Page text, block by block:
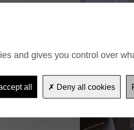
(quelques
produits
and gives you control over
all Deny all cookies